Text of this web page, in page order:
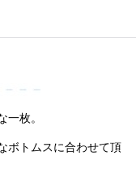
枚。
ボトムスに合わせて頂